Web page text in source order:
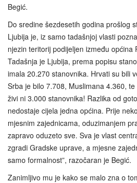
Begić.
Do sredine šezdesetih godina prošlog
Ljubija je, iz samo tadašnjoj vlasti
njezin teritorij podijeljen između općina
Tadašnja je Ljubija, prema popisu
imala 20.270 stanovnika. Hrvati su bili
Srba je bilo 7.708, Muslimana 4.360,
živi ni 3.000 stanovnika! Razlika od
nedostaje cijela jedna općina. Prije
mjesnim zajednicama, oduzimanjem
zapravo oduzeto sve. Sva je vlast
zgradi Gradske uprave, a mjesne
samo formalnost”, razočaran je Begić.
Zanimljivo mu je kako se malo zna o